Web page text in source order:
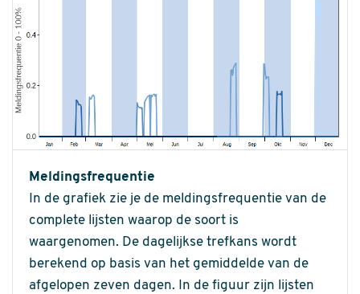
Meldingsfrequentie
In de grafiek zie je de meldingsfrequentie van de
complete lijsten waarop de soort is
waargenomen. De dagelijkse trefkans wordt
berekend op basis van het gemiddelde van de
afgelopen zeven dagen. In de figuur zijn lijsten